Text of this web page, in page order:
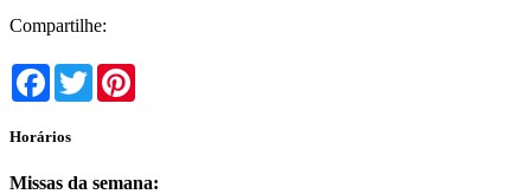
Compartilhe:
Facebook
Twitter
Horários
Missas da semana: